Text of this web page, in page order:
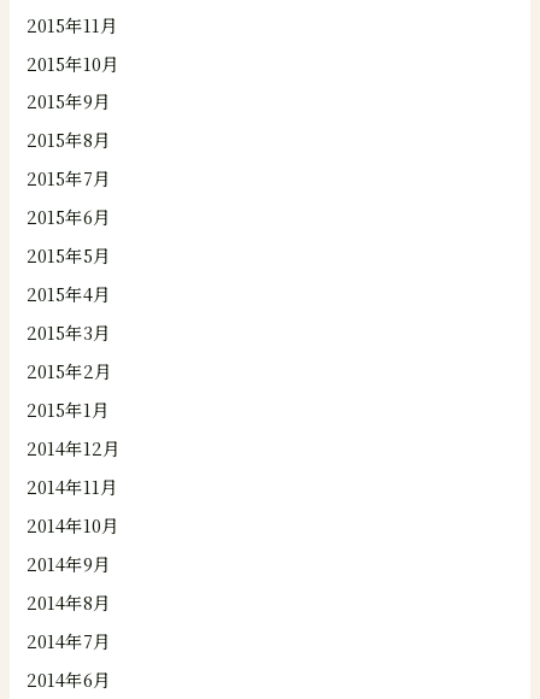
2015年11月
2015年10月
2015年9月
2015年8月
2015年7月
2015年6月
2015年5月
2015年4月
2015年3月
2015年2月
2015年1月
2014年12月
2014年11月
2014年10月
2014年9月
2014年8月
2014年7月
2014年6月